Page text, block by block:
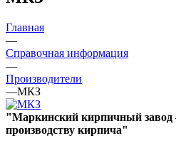
Главная
—
Справочная информация
—
Производители
—МКЗ
"Маркинский кирпичный завод
производству кирпича"